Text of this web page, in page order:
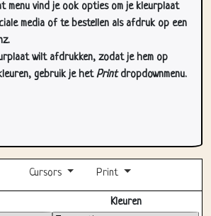
menu vind je ook opties om je kleurplaat
media of te bestellen als afdruk op een
wilt afdrukken, zodat je hem op
gebruik je hetPrintdropdownmenu.
Cursors Print
Volledig scherm
Kleuren